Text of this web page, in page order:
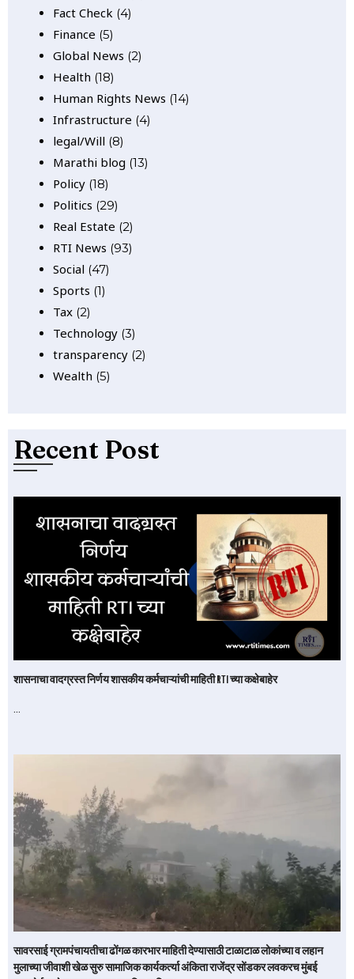
Fact Check (4)
Finance (5)
Global News (2)
Health (18)
Human Rights News (14)
Infrastructure (4)
legal/Will (8)
Marathi blog (13)
Policy (18)
Politics (29)
Real Estate (2)
RTI News (93)
Social (47)
Sports (1)
Tax (2)
Technology (3)
transparency (2)
Wealth (5)
Recent Post
शासनाचा वादग्रस्त निर्णय शासकीय कर्मचाऱ्यांची माहिती RTI च्या कक्षेबाहेर
…
सावरसाई ग्रामपंचायतीचा ढोंगळ कारभार माहिती देण्यासाठी टाळाटाळ लोकांच्या व लहान
मुलाच्या जीवाशी खेळ सुरु सामाजिक कार्यकर्त्या अंकिता राजेंद्र सोंडकर लवकरच मुंबई